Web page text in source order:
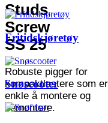
Studs
Screw
SS 25
Robuste pigger for
kompaktlastere som er
enkle å montere og
demontere.
Fritidskjøretøy
Snøscooter